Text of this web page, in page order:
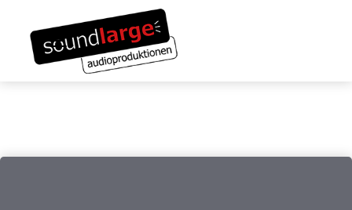
überspringen
Inhalt
springen